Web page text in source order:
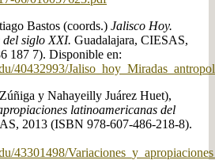
Bastos (coords.) Jalisco Hoy.
siglo XXI. Guadalajara, CIESAS,
187 7). Disponible en:
40432993/
y Nahayeilly Juárez Huet),
latinoamericanas del
2013 (ISBN 978-607-486-218-8).
43301498/